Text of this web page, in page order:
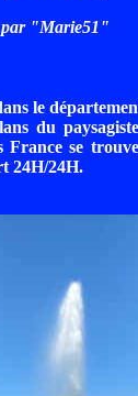
par "Marie51"
le
du
France se
24H/24H.